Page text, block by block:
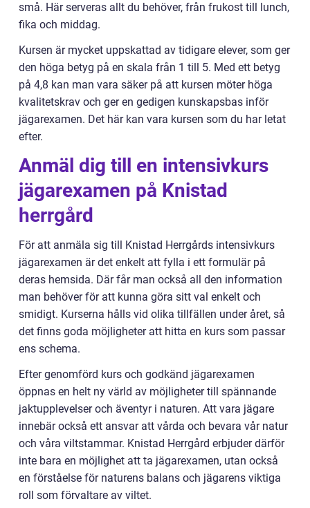
små. Här serveras allt du behöver, från frukost till lunch,
fika och middag.
Kursen är mycket uppskattad av tidigare elever, som ger
den höga betyg på en skala från 1 till 5. Med ett betyg
på 4,8 kan man vara säker på att kursen möter höga
kvalitetskrav och ger en gedigen kunskapsbas inför
jägarexamen. Det här kan vara kursen som du har letat
efter.
Anmäl dig till en intensivkurs
jägarexamen på Knistad
herrgård
För att anmäla sig till Knistad Herrgårds intensivkurs
jägarexamen är det enkelt att fylla i ett formulär på
deras hemsida. Där får man också all den information
man behöver för att kunna göra sitt val enkelt och
smidigt. Kurserna hålls vid olika tillfällen under året, så
det finns goda möjligheter att hitta en kurs som passar
ens schema.
Efter genomförd kurs och godkänd jägarexamen
öppnas en helt ny värld av möjligheter till spännande
jaktupplevelser och äventyr i naturen. Att vara jägare
innebär också ett ansvar att vårda och bevara vår natur
och våra viltstammar. Knistad Herrgård erbjuder därför
inte bara en möjlighet att ta jägarexamen, utan också
en förståelse för naturens balans och jägarens viktiga
roll som förvaltare av viltet.